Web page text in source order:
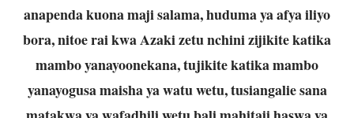
anapenda kuona maji salama, huduma ya afya iliyo
bora, nitoe rai kwa Azaki zetu nchini zijikite katika
mambo yanayoonekana, tujikite katika mambo
yanayogusa maisha ya watu wetu, tusiangalie sana